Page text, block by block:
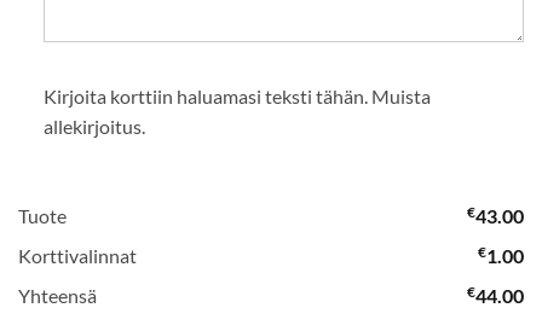
Kirjoita korttiin haluamasi teksti tähän. Muista
allekirjoitus.
Tuote €43.00
Korttivalinnat
€1.00
Yhteensä
€44.00